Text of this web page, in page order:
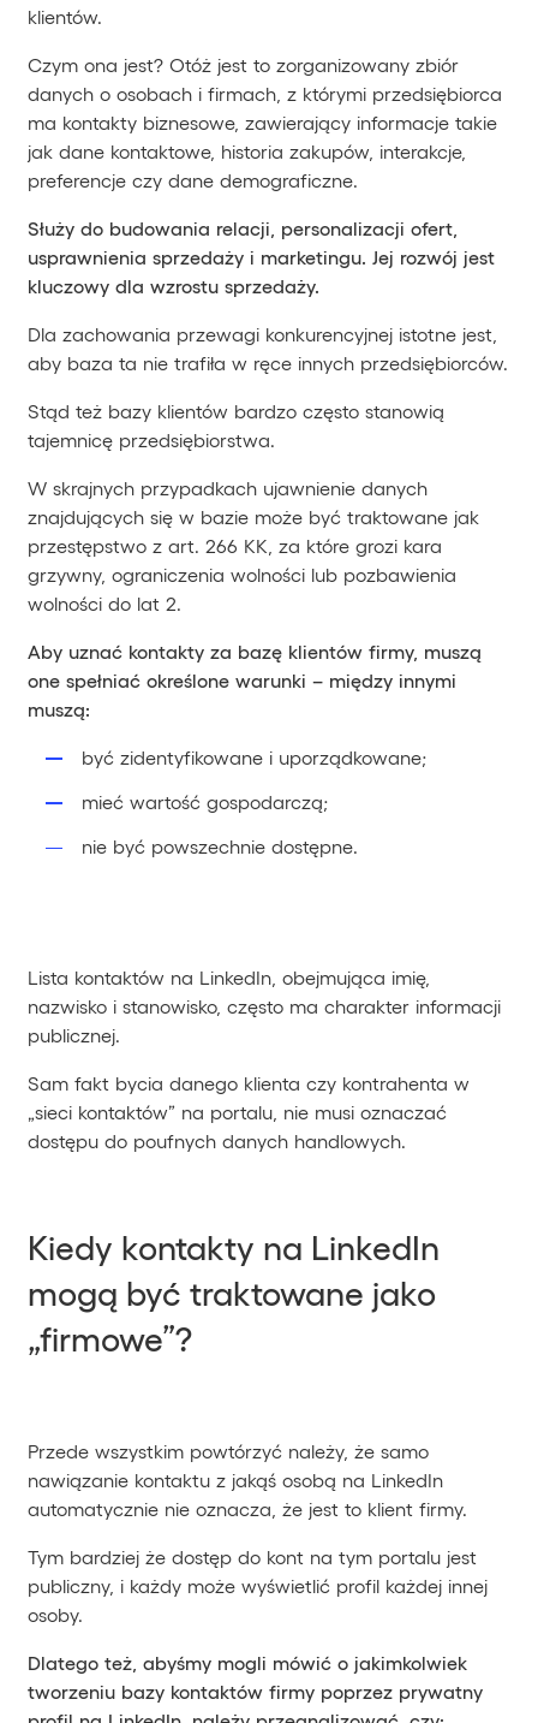
klientów.
Czym ona jest? Otóż jest to zorganizowany zbiór
danych o osobach i firmach, z którymi przedsiębiorca
ma kontakty biznesowe, zawierający informacje takie
jak dane kontaktowe, historia zakupów, interakcje,
preferencje czy dane demograficzne.
Służy do budowania relacji, personalizacji ofert,
usprawnienia sprzedaży i marketingu. Jej rozwój jest
kluczowy dla wzrostu sprzedaży.
Dla zachowania przewagi konkurencyjnej istotne jest,
aby baza ta nie trafiła w ręce innych przedsiębiorców.
Stąd też bazy klientów bardzo często stanowią
tajemnicę przedsiębiorstwa.
W skrajnych przypadkach ujawnienie danych
znajdujących się w bazie może być traktowane jak
przestępstwo z art. 266 KK, za które grozi kara
grzywny, ograniczenia wolności lub pozbawienia
wolności do lat 2.
Aby uznać kontakty za bazę klientów firmy, muszą
one spełniać określone warunki – między innymi
muszą:
być zidentyfikowane i uporządkowane;
mieć wartość gospodarczą;
nie być powszechnie dostępne.
Lista kontaktów na LinkedIn, obejmująca imię,
nazwisko i stanowisko, często ma charakter informacji
publicznej.
Sam fakt bycia danego klienta czy kontrahenta w
„sieci kontaktów” na portalu, nie musi oznaczać
dostępu do poufnych danych handlowych.
Kiedy kontakty na LinkedIn
mogą być traktowane jako
„firmowe”?
Przede wszystkim powtórzyć należy, że samo
nawiązanie kontaktu z jakąś osobą na LinkedIn
automatycznie nie oznacza, że jest to klient firmy.
Tym bardziej że dostęp do kont na tym portalu jest
publiczny, i każdy może wyświetlić profil każdej innej
osoby.
Dlatego też, abyśmy mogli mówić o jakimkolwiek
tworzeniu bazy kontaktów firmy poprzez prywatny